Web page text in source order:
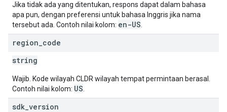
Jika tidak ada yang ditentukan, respons dapat dalam bahasa
apa pun, dengan preferensi untuk bahasa Inggris jika nama
tersebut ada. Contoh nilai kolom: en-US
region code
string
Wajib. Kode wilayah CLDR wilayah tempat permintaan berasal.
Contoh nilai kolom: US
sdk version